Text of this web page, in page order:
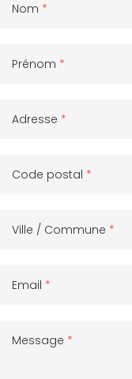
Nom *
Prénom *
Adresse *
Code postal *
Ville / Commune *
Email *
Message *